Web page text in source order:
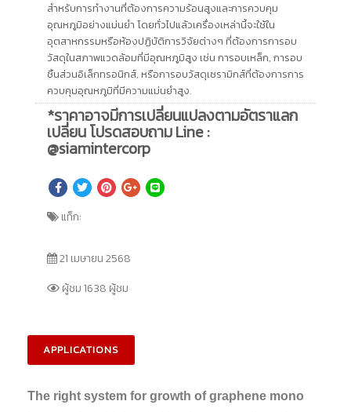
สำหรับการทำงานที่ต้องการความร้อนสูงและการควบคุม
อุณหภูมิอย่างแม่นยำ โดยทั่วไปแล้วเครื่องเหล่านี้จะใช้ใน
อุตสาหกรรมหรือห้องปฏิบัติการวิจัยต่างๆ ที่ต้องการการอบ
วัสดุในสภาพแวดล้อมที่มีอุณหภูมิสูง เช่น การอบเหล็ก, การอบ
ชิ้นส่วนอิเล็กทรอนิกส์, หรือการอบวัสดุเซรามิกส์ที่ต้องการการ
ควบคุมอุณหภูมิที่มีความแม่นยำสูง.
*ราคาอาจมีการเปลี่ยนแปลงตามอัตราแลก
เปลี่ยน โปรดสอบถาม Line :
@siamintercorp
แท็ก:
21 เมษายน 2568
ผู้ชม 1638 ผู้ชม
APPLICATIONS
The right system for growth of graphene mono